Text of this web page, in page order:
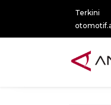
Terkini